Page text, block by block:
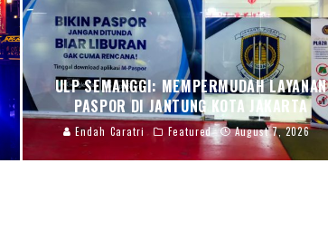
ULP SEMANGGI: MEMPERMUDAH LAYANAN
PASPOR DI JANTUNG KOTA JAKARTA
Endah Caratri Featured August 7, 2026